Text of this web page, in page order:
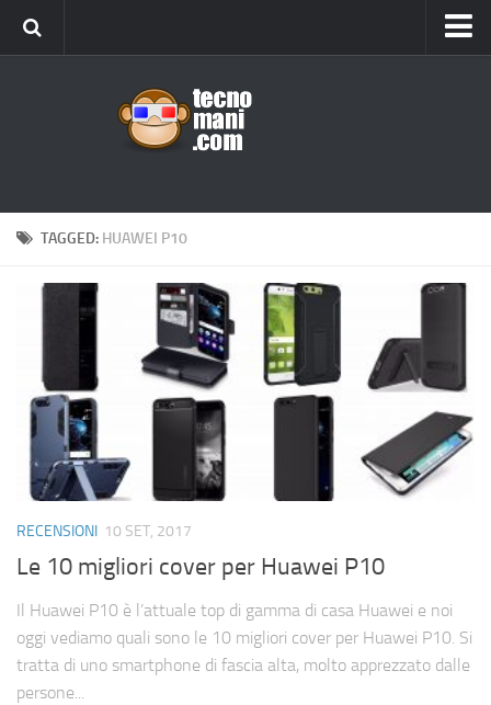
Windows
News
Recensioni
Contact Us
Privacy
Cerca
TAGGED: HUAWEI P10
RECENSIONI 10 SET, 2017
Le 10 migliori cover per Huawei P10
Il Huawei P10 è l’attuale top di gamma di casa Huawei e noi
oggi vediamo quali sono le 10 migliori cover per Huawei P10. Si
tratta di uno smartphone di fascia alta, molto apprezzato dalle
persone...